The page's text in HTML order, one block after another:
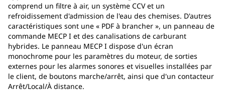
comprend un filtre à air, un système CCV et un
refroidissement d'admission de l'eau des chemises. D'autres
caractéristiques sont une « PDF à brancher », un panneau de
commande MECP I et des canalisations de carburant
hybrides. Le panneau MECP I dispose d'un écran
monochrome pour les paramètres du moteur, de sorties
externes pour les alarmes sonores et visuelles installées par
le client, de boutons marche/arrêt, ainsi que d'un contacteur
Arrêt/Local/À distance.